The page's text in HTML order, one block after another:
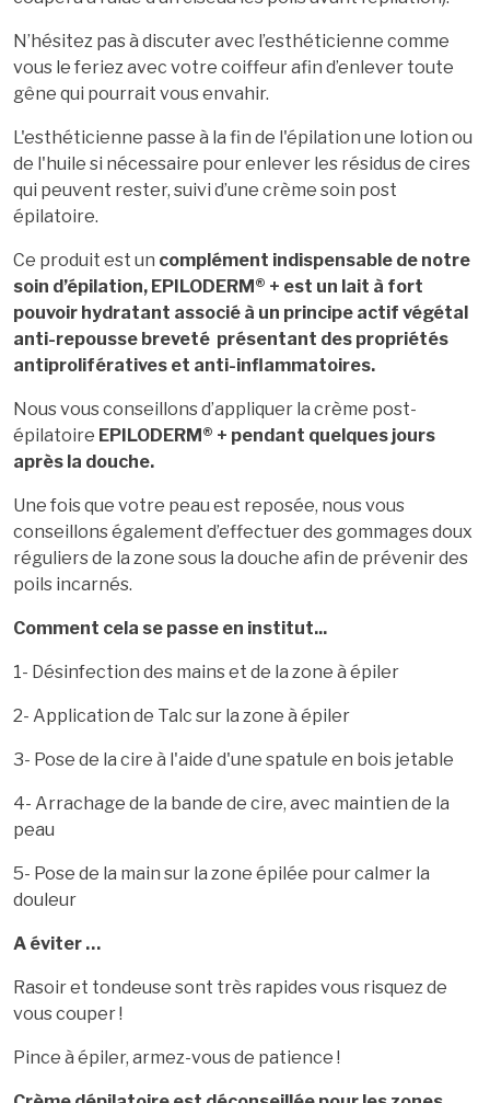
N’hésitez pas à discuter avec l’esthéticienne comme
vous le feriez avec votre coiffeur afin d’enlever toute
gêne qui pourrait vous envahir.
L'esthéticienne passe à la fin de l'épilation une lotion ou
de l'huile si nécessaire pour enlever les résidus de cires
qui peuvent rester, suivi d’une crème soin post
épilatoire.
Ce produit est un complément indispensable de notre
soin d’épilation, EPILODERM® + est un lait à fort
pouvoir hydratant associé à un principe actif végétal
anti-repousse breveté présentant des propriétés
antiprolifératives et anti-inflammatoires.
Nous vous conseillons d’appliquer la crème post-
épilatoire EPILODERM® + pendant quelques jours
après la douche.
Une fois que votre peau est reposée, nous vous
conseillons également d’effectuer des gommages doux
réguliers de la zone sous la douche afin de prévenir des
poils incarnés.
Comment cela se passe en institut...
1- Désinfection des mains et de la zone à épiler
2- Application de Talc sur la zone à épiler
3- Pose de la cire à l'aide d'une spatule en bois jetable
4- Arrachage de la bande de cire, avec maintien de la
peau
5- Pose de la main sur la zone épilée pour calmer la
douleur
A éviter …
Rasoir et tondeuse sont très rapides vous risquez de
vous couper !
Pince à épiler, armez-vous de patience !